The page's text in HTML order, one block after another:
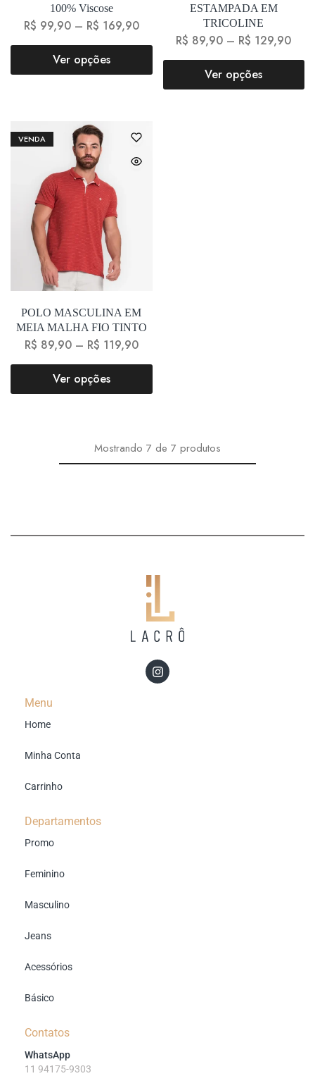
100% Viscose
R$ 99,90 – R$ 169,90
Ver opções
ESTAMPADA EM
TRICOLINE
R$ 89,90 – R$ 129,90
Ver opções
VENDA
POLO MASCULINA EM
MEIA MALHA FIO TINTO
R$ 89,90 – R$ 119,90
Ver opções
Mostrando 7 de 7 produtos
Menu
Home
Minha Conta
Carrinho
Departamentos
Promo
Feminino
Masculino
Jeans
Acessórios
Básico
Contatos
WhatsApp
11 94175-9303